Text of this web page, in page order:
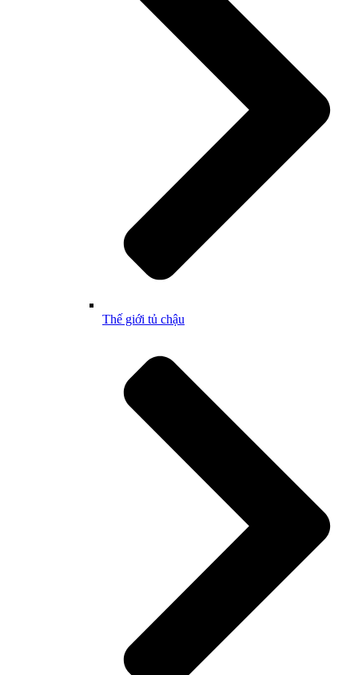
Thế giới tủ chậu